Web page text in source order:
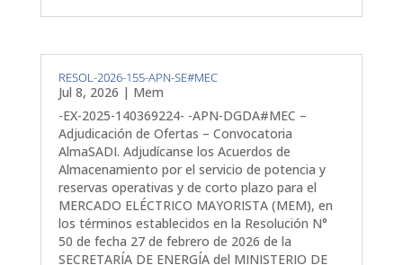
RESOL-2026-155-APN-SE#MEC
Jul 8, 2026 | Mem
-EX-2025-140369224- -APN-DGDA#MEC –
Adjudicación de Ofertas – Convocatoria
AlmaSADI. Adjudícanse los Acuerdos de
Almacenamiento por el servicio de potencia y
reservas operativas y de corto plazo para el
MERCADO ELÉCTRICO MAYORISTA (MEM), en
los términos establecidos en la Resolución N°
50 de fecha 27 de febrero de 2026 de la
SECRETARÍA DE ENERGÍA del MINISTERIO DE